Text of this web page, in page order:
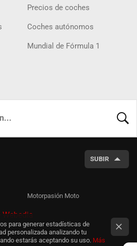
Precios de coches
Coches autónomos
Mundial de Fórmula 1
SUBIR
Motorpasión Moto
para generar estadísticas de
personalizada analizando tu
estarás aceptando su uso. Más